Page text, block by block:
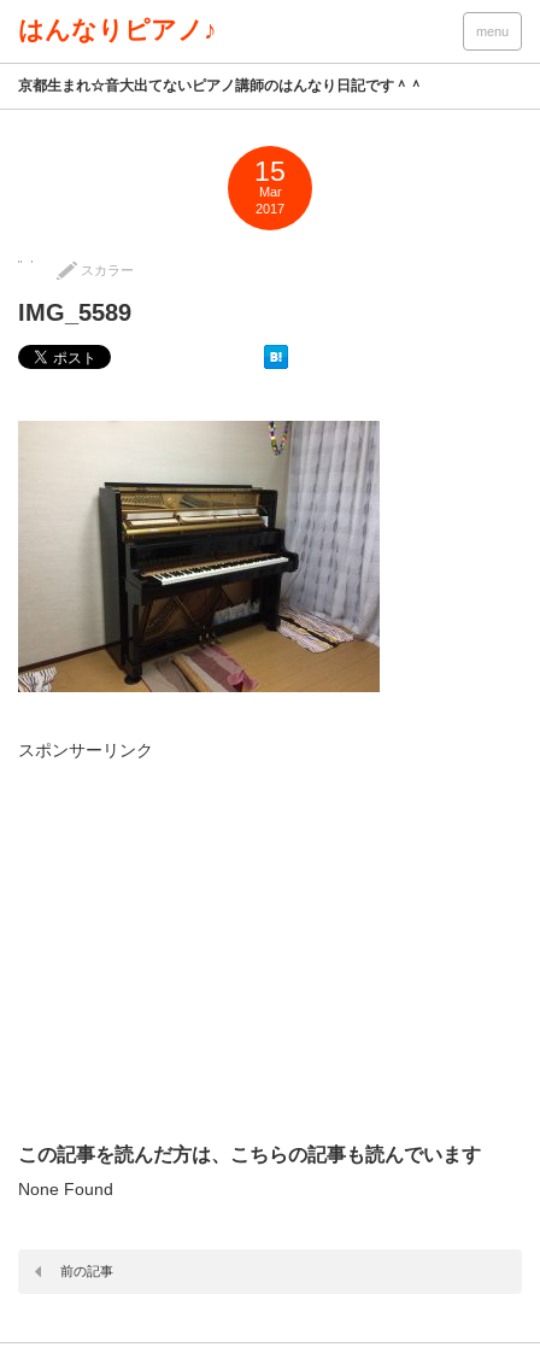
はんなりピアノ♪ menu
京都生まれ☆音大出てないピアノ講師のはんなり日記です＾＾
15
Mar
2017
スカラー
IMG_5589
スポンサーリンク
この記事を読んだ方は、こちらの記事も読んでいます
None Found
前の記事